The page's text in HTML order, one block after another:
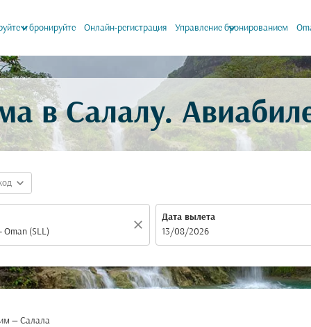
и бронируйте
keyboard_arrow_down Онлайн-регистрация Управление бронированием
keyboard_arrow_down
в Салалу.
expand_more
close
Дата вылета
fc-booking-departure-date-aria-label
13/08/2026
— Салала